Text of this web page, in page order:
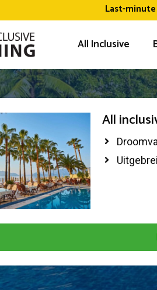
Last-
All Inclusive
All